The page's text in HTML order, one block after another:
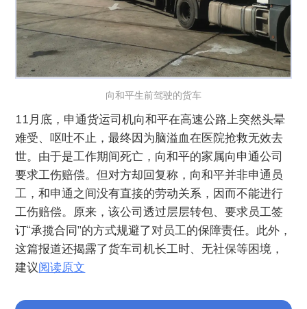
向和平生前驾驶的货车
11月底，申通货运司机向和平在高速公路上突然头晕
难受、呕吐不止，最终因为脑溢血在医院抢救无效去
世。由于是工作期间死亡，向和平的家属向申通公司
要求工伤赔偿。但对方却回复称，向和平并非申通员
工，和申通之间没有直接的劳动关系，因而不能进行
工伤赔偿。原来，该公司透过层层转包、要求员工签
订“承揽合同”的方式规避了对员工的保障责任。此外，
这篇报道还揭露了货车司机长工时、无社保等困境，
建议阅读原文